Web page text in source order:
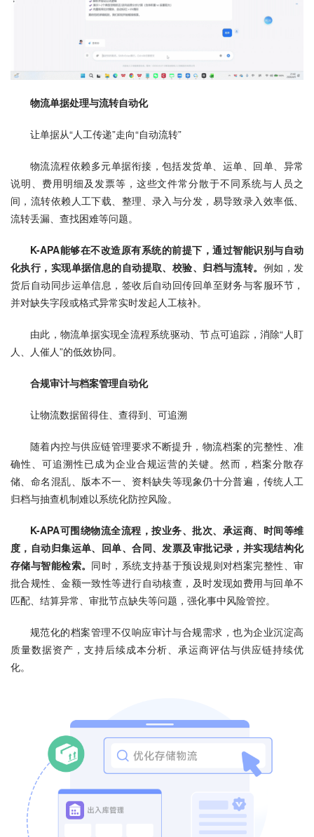
物流单据处理与流转自动化
让单据从“人工传递”走向“自动流转”
物流流程依赖多元单据衔接，包括发货单、运单、回单、异常
说明、费用明细及发票等，这些文件常分散于不同系统与人员之
间，流转依赖人工下载、整理、录入与分发，易导致录入效率低、
流转丢漏、查找困难等问题。
K-APA能够在不改造原有系统的前提下，通过智能识别与自动
化执行，实现单据信息的自动提取、校验、归档与流转。 例如，发
货后自动同步运单信息，签收后自动回传回单至财务与客服环节，
并对缺失字段或格式异常实时发起人工核补。
由此，物流单据实现全流程系统驱动、节点可追踪，消除“人盯
人、人催人”的低效协同。
合规审计与档案管理自动化
让物流数据留得住、查得到、可追溯
随着内控与供应链管理要求不断提升，物流档案的完整性、准
确性、可追溯性已成为企业合规运营的关键。然而，档案分散存
储、命名混乱、版本不一、资料缺失等现象仍十分普遍，传统人工
归档与抽查机制难以系统化防控风险。
K-APA可围绕物流全流程，按业务、批次、承运商、时间等维
度，自动归集运单、回单、合同、发票及审批记录，并实现结构化
存储与智能检索。 同时，系统支持基于预设规则对档案完整性、审
批合规性、金额一致性等进行自动核查，及时发现如费用与回单不
匹配、结算异常、审批节点缺失等问题，强化事中风险管控。
规范化的档案管理不仅响应审计与合规需求，也为企业沉淀高
质量数据资产，支持后续成本分析、承运商评估与供应链持续优
化。